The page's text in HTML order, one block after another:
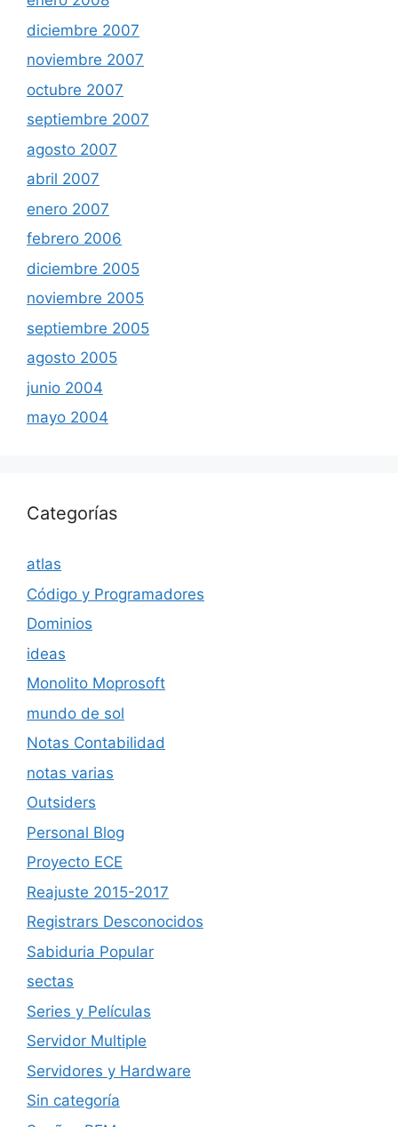
diciembre 2007
noviembre 2007
octubre 2007
septiembre 2007
agosto 2007
abril 2007
enero 2007
febrero 2006
diciembre 2005
noviembre 2005
septiembre 2005
agosto 2005
junio 2004
mayo 2004
Categorías
atlas
Código y Programadores
Dominios
ideas
Monolito Moprosoft
mundo de sol
Notas Contabilidad
notas varias
Outsiders
Personal Blog
Proyecto ECE
Reajuste 2015-2017
Registrars Desconocidos
Sabiduria Popular
sectas
Series y Películas
Servidor Multiple
Servidores y Hardware
Sin categoría